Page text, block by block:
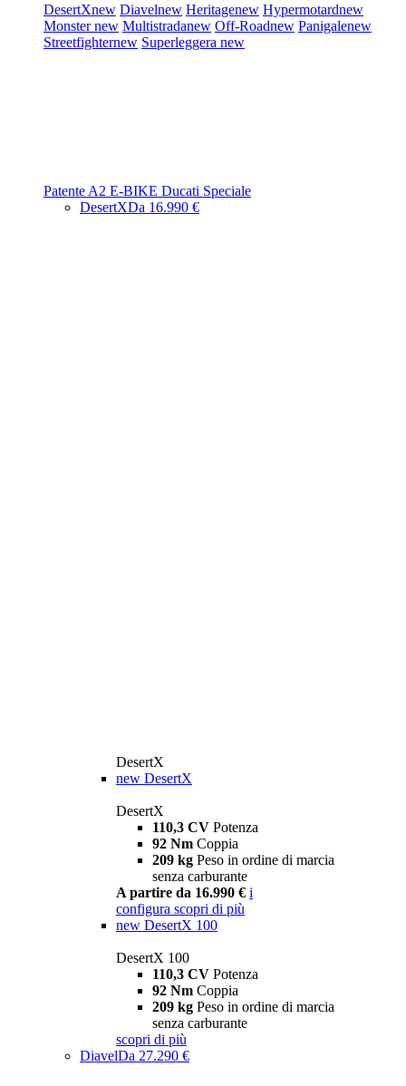
DesertXnew Diavelnew Heritagenew Hypermotardnew
Monsternew Multistradanew Off-Roadnew Panigalenew
Streetfighternew Superleggera new
Patente A2 E-BIKE Ducati Speciale
DesertXDa 16.990 €
DesertX
new DesertX
DesertX
110,3 CV Potenza
92 Nm Coppia
209 kg Peso in ordine di marcia
senza carburante
A partire da 16.990 € i
configura scopri di più
new DesertX 100
DesertX 100
110,3 CV Potenza
92 Nm Coppia
209 kg Peso in ordine di marcia
senza carburante
scopri di più
DiavelDa 27.290 €